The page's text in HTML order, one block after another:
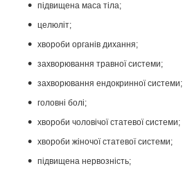
підвищена маса тіла;
целюліт;
хвороби органів дихання;
захворювання травної системи;
захворювання ендокринної системи;
головні болі;
хвороби чоловічої статевої системи;
хвороби жіночої статевої системи;
підвищена нервозність;